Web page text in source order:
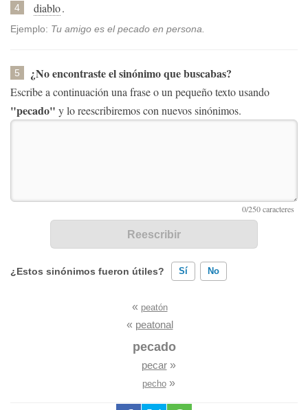
4 diablo.
Ejemplo: Tu amigo es el pecado en persona.
5 ¿No encontraste el sinónimo que buscabas?
Escribe a continuación una frase o un pequeño texto usando
"pecado" y lo reescribiremos con nuevos sinónimos.
¿Estos sinónimos fueron útiles? Sí No
Existen sinónimos incorrectos
Ninguno de los sinónimos presentados me ayudó
« peatón
« peatonal
pecado
pecar»
pecho»